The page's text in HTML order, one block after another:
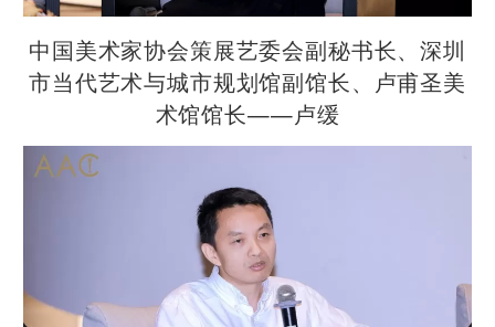
中国美术家协会策展艺委会副秘书长、深圳
市当代艺术与城市规划馆副馆长、卢甫圣美
术馆馆长——卢缓